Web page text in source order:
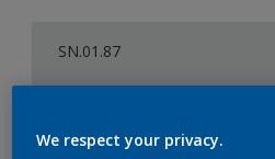
SN.01.87
Format
We respect your privacy.